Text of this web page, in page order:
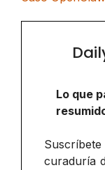
Lo que
curaduría